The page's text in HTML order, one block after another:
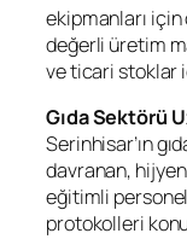
ekipmanları
değerli üretim
ve ticari stoklar
Gıda Sektörü
Serinhisar’ın
davranan,
eğitimli
protokolleri